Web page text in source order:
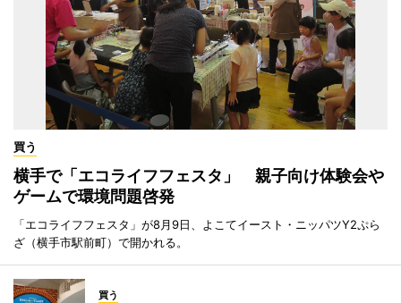
買う
横手で「エコライフフェスタ」 親子向け体験会や
ゲームで環境問題啓発
「エコライフフェスタ」が8月9日、よこてイースト・ニッパツY2ぷら
ざ（横手市駅前町）で開かれる。
買う